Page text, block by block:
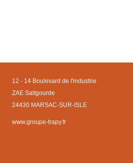
12 - 14 Boulevard de l'industrie
ZAE Saltgourde
24430 MARSAC-SUR-ISLE
www.groupe-trapy.fr